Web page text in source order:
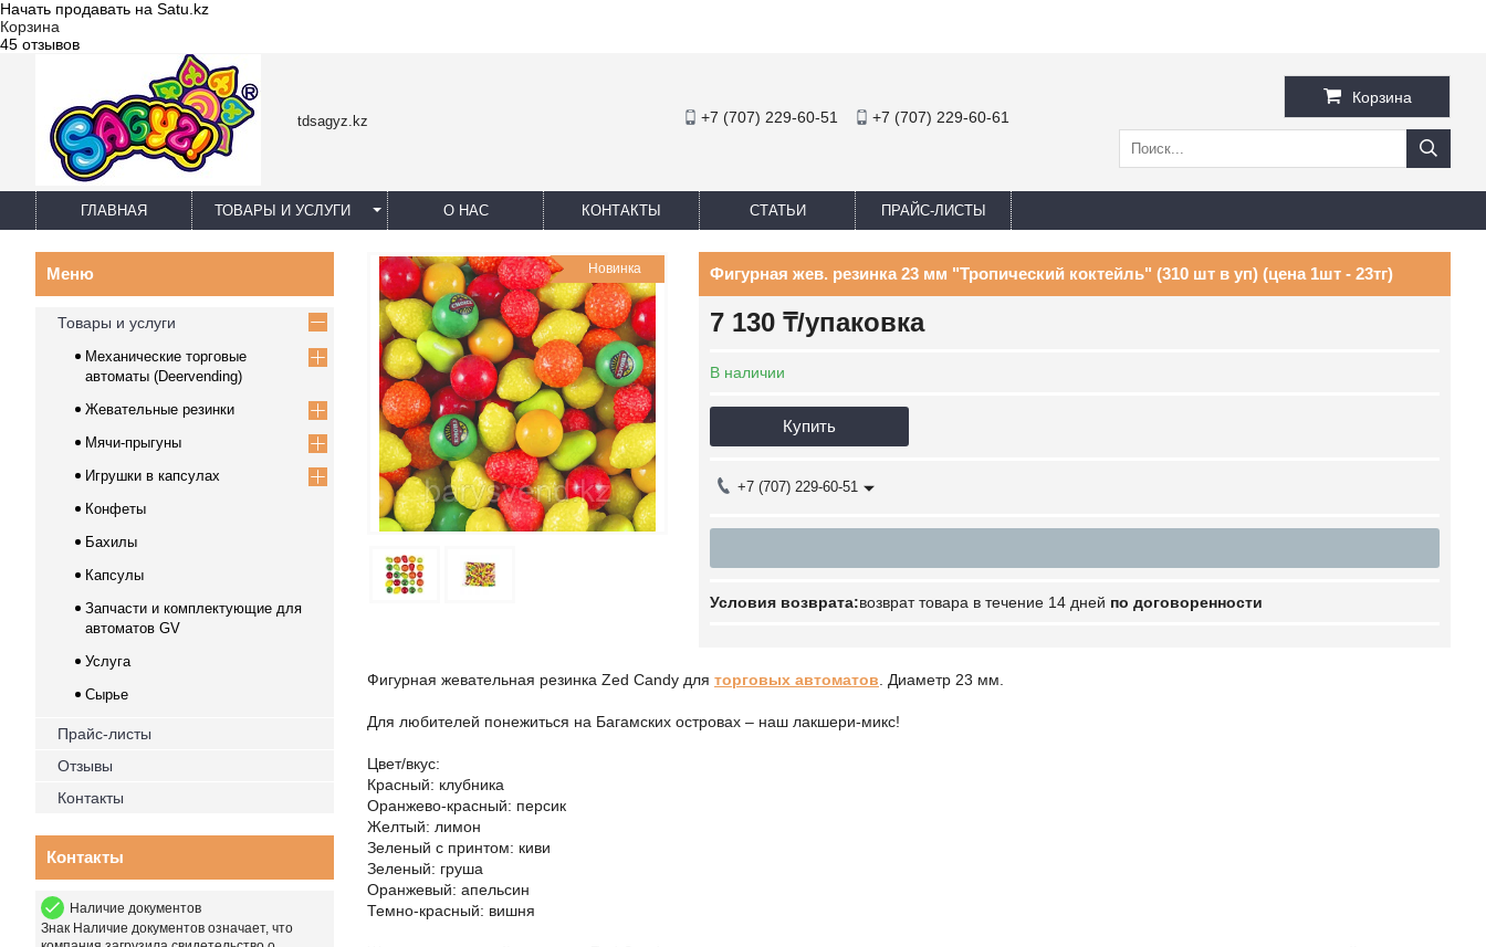
Начать продавать на Satu.kz
Корзина
45 отзывов
tdsagyz.kz +7 (707) 229-60-51 +7 (707) 229-60-61
Корзина
ГЛАВНАЯ ТОВАРЫ И УСЛУГИ О НАС КОНТАКТЫ СТАТЬИ ПРАЙС-ЛИСТЫ
Новинка Фигурная жев. резинка 23 мм "Тропический коктейль" (310 шт в уп) (цена 1шт - 23тг)
7 130 ₸/упаковка
В наличии
Купить
+7 (707) 229-60-51
возврат товара в течение 14 дней по договоренности
Фигурная жевательная резинка Zed Candy для торговых автоматов . Диаметр 23 мм.
Для любителей понежиться на Багамских островах – наш лакшери-микс!
Цвет/вкус:
Красный: клубника
Оранжево-красный: персик
Желтый: лимон
Зеленый с принтом: киви
Зеленый: груша
Оранжевый: апельсин
Темно-красный: вишня
Товары и услуги
Механические торговые
автоматы (Deervending)
Жевательные резинки
Мячи-прыгуны
Игрушки в капсулах
Конфеты
Бахилы
Капсулы
Запчасти и комплектующие для
автоматов GV
Услуга
Сырье
Прайс-листы
Отзывы
Контакты
Контакты
Наличие документов
Знак Наличие документов означает, что